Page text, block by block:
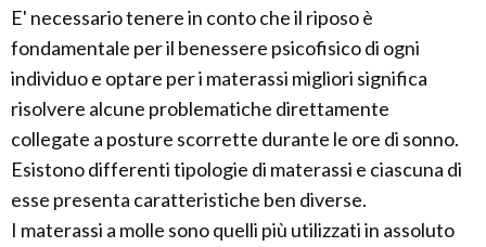
E' necessario tenere in conto che il riposo è
fondamentale per il benessere psicofisico di ogni
individuo e optare per i materassi migliori significa
risolvere alcune problematiche direttamente
collegate a posture scorrette durante le ore di sonno.
Esistono differenti tipologie di materassi e ciascuna di
esse presenta caratteristiche ben diverse.
I materassi a molle sono quelli più utilizzati in assoluto